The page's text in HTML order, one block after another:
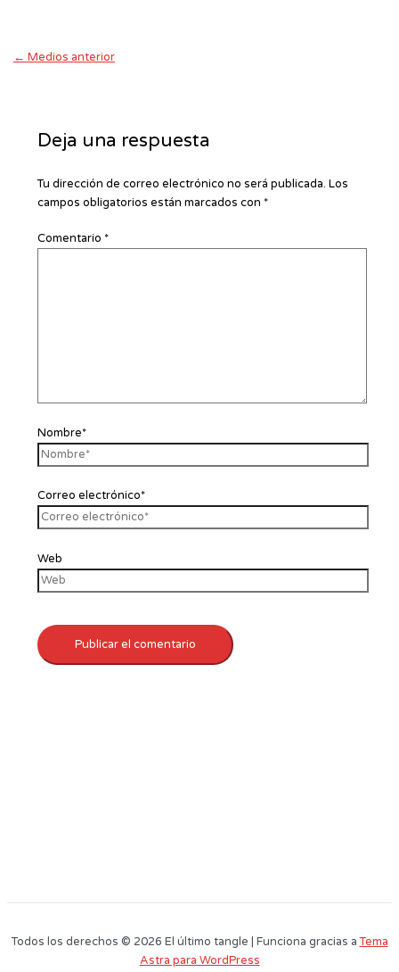
← Medios anterior
Deja una respuesta
Tu dirección de correo electrónico no será publicada. Los
campos obligatorios están marcados con *
Comentario *
Nombre*
Correo electrónico*
Web
Todos los derechos © 2026 El último tangle | Funciona gracias aTema
Astra para WordPress